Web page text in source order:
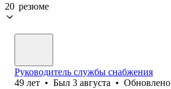
20 резюме
Руководитель службы снабжения
49 лет • Был 3 августа • Обновлено